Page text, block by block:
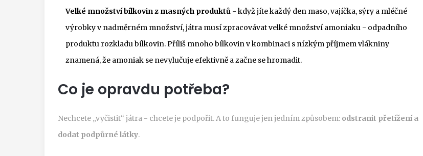
Velké množství bílkovin z masných produktů - když jíte každý den maso, vajíčka, sýry a mléčné
výrobky v nadměrném množství, játra musí zpracovávat velké množství amoniaku - odpadního
produktu rozkladu bílkovin. Příliš mnoho bílkovin v kombinaci s nízkým příjmem vlákniny
znamená, že amoniak se nevylučuje efektivně a začne se hromadit.
Co je opravdu potřeba?
Nechcete „vyčistit“ játra - chcete je podpořit. A to funguje jen jedním způsobem: odstranit přetížení a
dodat podpůrné látky.